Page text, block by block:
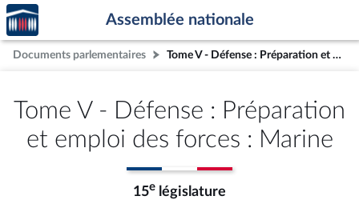
Aller au contenu
Aller en bas de la page
Accèder
à la
page
d'accueil
Assemblée nationale
Documents parlementaires Tome V - Défense : Préparation et emploi des forces : Marine
Tome V - Défense : Préparation
et emploi des forces : Marine
15e législature